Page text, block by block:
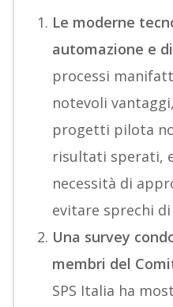
Le moderne
automazione e
processi
notevoli
progetti pilota
risultati sperati,
necessità di
evitare sprechi
Una survey
membri del
SPS Italia ha